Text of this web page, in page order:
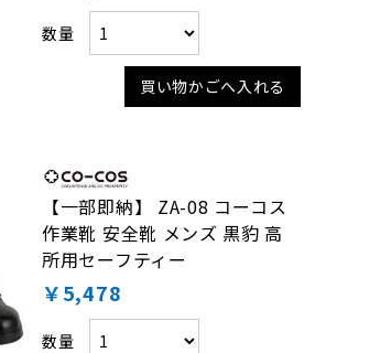
数量
買い物かごへ入れる
【一部即納】 ZA-08 コーコス
作業靴 安全靴 メンズ 黒豹 高
所用セーフティー
￥5,478
数量